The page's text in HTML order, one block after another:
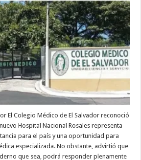
insta
a
priorizar
talento
nacional
El Colegio Médico de El Salvador reconoció
Hospital Nacional Rosales representa
para el país y una oportunidad para
especializada. No obstante, advirtió que
que sea, podrá responder plenamente